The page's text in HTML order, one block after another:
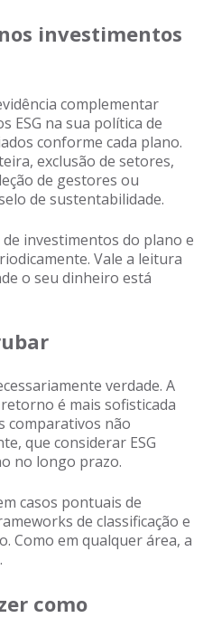
investimentos
complementar
ESG na sua política de
conforme cada plano.
exclusão de setores,
de gestores ou
de sustentabilidade.
investimentos do plano e
Vale a leitura
o seu dinheiro está
verdade. A
é mais sofisticada
comparativos não
que considerar ESG
no longo prazo.
casos pontuais de
de classificação e
Como em qualquer área, a
como